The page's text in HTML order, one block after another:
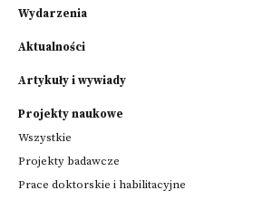
Wydarzenia
Aktualności
Artykuły i wywiady
Projekty naukowe
Wszystkie
Projekty badawcze
Prace doktorskie i habilitacyjne